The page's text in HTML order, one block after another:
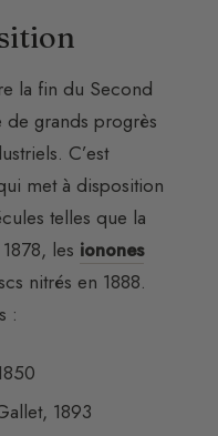
la fin du Second
grands progrès
C’est
met à disposition
telles que la
les ionones
nitrés en 1888.
:
1893